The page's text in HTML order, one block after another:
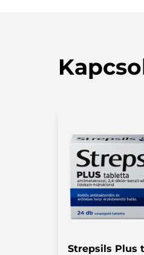
folyékony
Strepsils Plus